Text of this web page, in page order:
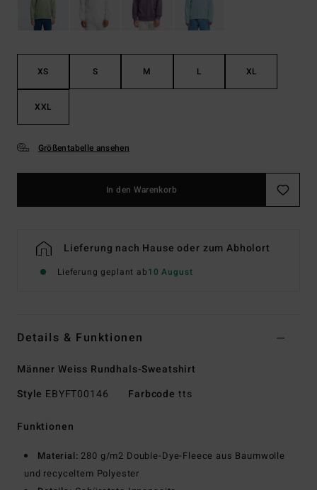
XS S M L XL
XXL
Größentabelle ansehen
In den Warenkorb
Lieferung nach Hause oder zum Abholort
Lieferung geplant ab10 August
Details & Funktionen
Männer Weiss Rundhals-Sweatshirt
Style EBYFT00146 Farbcode tts
Funktionen
Material: 280 g/m2 Double-Dye-Fleece aus Baumwolle
und recyceltem Polyester